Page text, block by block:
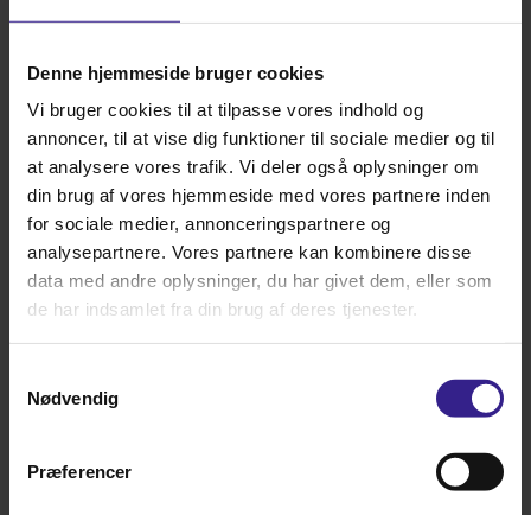
Denne hjemmeside bruger cookies
Vi bruger cookies til at tilpasse vores indhold og
annoncer, til at vise dig funktioner til sociale medier og til
at analysere vores trafik. Vi deler også oplysninger om
din brug af vores hjemmeside med vores partnere inden
for sociale medier, annonceringspartnere og
analysepartnere. Vores partnere kan kombinere disse
data med andre oplysninger, du har givet dem, eller som
de har indsamlet fra din brug af deres tjenester.
Nødvendig
Præferencer